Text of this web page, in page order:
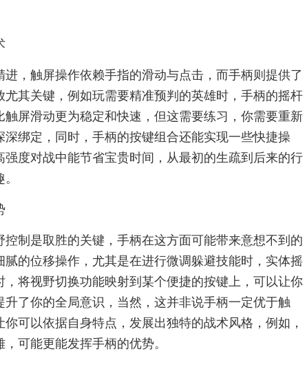
，触屏操作依赖手指的滑动与点击，而手柄则提供了
其关键，例如玩需要精准预判的英雄时，手柄的摇杆
屏滑动更为稳定和快速，但这需要练习，你需要重新
绑定，同时，手柄的按键组合还能实现一些快捷操
度对战中能节省宝贵时间，从最初的生疏到后来的行
制是取胜的关键，手柄在这方面可能带来意想不到的
的位移操作，尤其是在进行微调躲避技能时，实体摇
将视野切换功能映射到某个便捷的按键上，可以让你
了你的全局意识，当然，这并非说手柄一定优于触
可以依据自身特点，发展出独特的战术风格，例如，
可能更能发挥手柄的优势。